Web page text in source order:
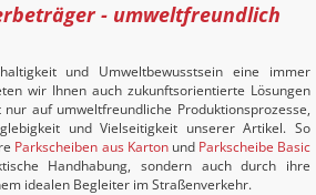
- umweltfreundlich
und Umweltbewusstsein eine immer
wir Ihnen auch zukunftsorientierte Lösungen
auf umweltfreundliche Produktionsprozesse,
und Vielseitigkeit unserer Artikel. So
Parkscheiben aus Kartonund Parkscheibe Basic
Handhabung, sondern auch durch ihre
idealen Begleiter im Straßenverkehr.